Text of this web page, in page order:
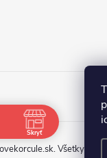
. Všetky
Skryť